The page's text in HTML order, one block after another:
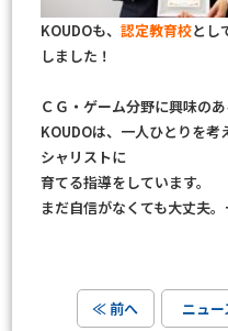
KOUDOも、 認定教育校とし
しました！
ＣＧ・ゲーム分野に興味の
KOUDOは、一人ひとりを考
シャリストに
育てる指導をしています。
まだ自信がなくても大丈夫
≪ 前へ ニュ